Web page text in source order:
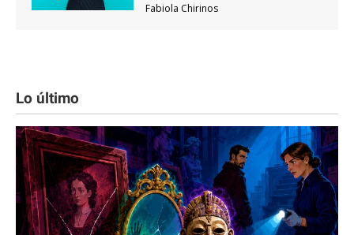
Fabiola Chirinos
Lo último